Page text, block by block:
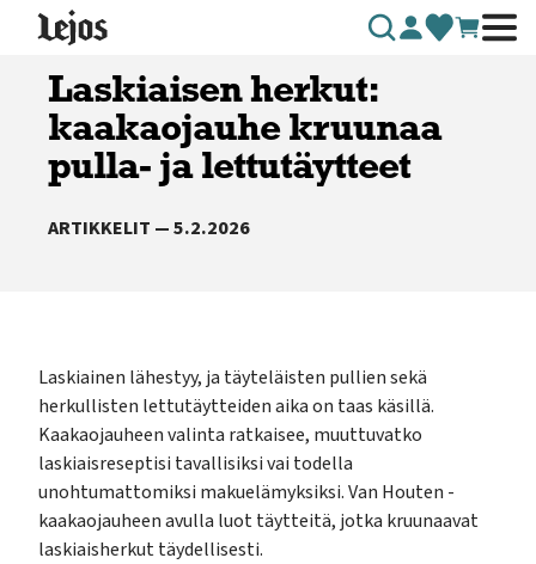
Siirry sisältöön
Laskiaisen herkut:
kaakaojauhe kruunaa
pulla- ja lettutäytteet
ARTIKKELIT — 5.2.2026
Laskiainen lähestyy, ja täyteläisten pullien sekä
herkullisten lettutäytteiden aika on taas käsillä.
Kaakaojauheen valinta ratkaisee, muuttuvatko
laskiaisreseptisi tavallisiksi vai todella
unohtumattomiksi makuelämyksiksi. Van Houten -
kaakaojauheen avulla luot täytteitä, jotka kruunaavat
laskiaisherkut täydellisesti.